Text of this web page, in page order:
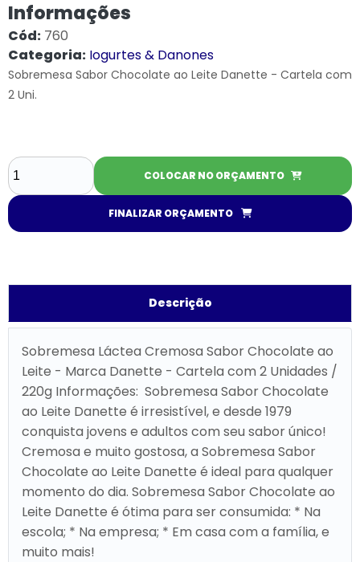
Informações
Cód: 760
Categoria: Iogurtes & Danones
Sobremesa Sabor Chocolate ao Leite Danette - Cartela com
2 Uni.
COLOCAR NO ORÇAMENTO
FINALIZAR ORÇAMENTO
Descrição
Sobremesa Láctea Cremosa Sabor Chocolate ao
Leite - Marca Danette - Cartela com 2 Unidades /
220g Informações: Sobremesa Sabor Chocolate
ao Leite Danette é irresistível, e desde 1979
conquista jovens e adultos com seu sabor único!
Cremosa e muito gostosa, a Sobremesa Sabor
Chocolate ao Leite Danette é ideal para qualquer
momento do dia. Sobremesa Sabor Chocolate ao
Leite Danette é ótima para ser consumida: * Na
escola; * Na empresa; * Em casa com a família, e
muito mais!